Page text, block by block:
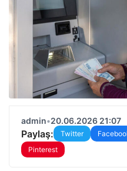
admin•20.06.2026 21:07
Paylaş: Twitter
Pinterest